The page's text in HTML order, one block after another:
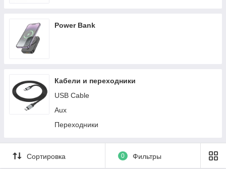
Power Bank
Кабели и переходники
USB Cable
Aux
Переходники
Сортировка 0 Фильтры